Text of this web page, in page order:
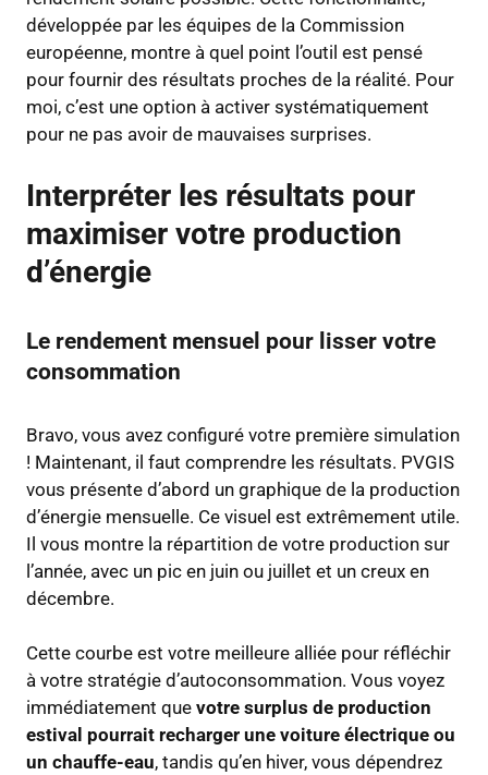
développée par les équipes de la Commission
européenne, montre à quel point l’outil est pensé
pour fournir des résultats proches de la réalité. Pour
moi, c’est une option à activer systématiquement
pour ne pas avoir de mauvaises surprises.
Interpréter les résultats pour
maximiser votre production
d’énergie
Le rendement mensuel pour lisser votre
consommation
Bravo, vous avez configuré votre première simulation
! Maintenant, il faut comprendre les résultats. PVGIS
vous présente d’abord un graphique de la production
d’énergie mensuelle. Ce visuel est extrêmement utile.
Il vous montre la répartition de votre production sur
l’année, avec un pic en juin ou juillet et un creux en
décembre.
Cette courbe est votre meilleure alliée pour réfléchir
à votre stratégie d’autoconsommation. Vous voyez
immédiatement que votre surplus de production
estival pourrait recharger une voiture électrique ou
un chauffe-eau, tandis qu’en hiver, vous dépendrez